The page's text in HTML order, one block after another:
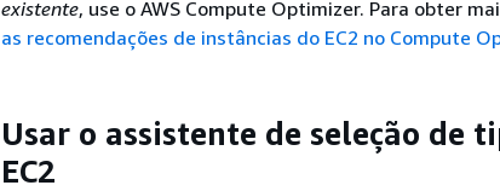
existente, use o AWS Compute Optimizer. Para obter
as recomendações de instâncias do EC2 no Compute
Usar o assistente de seleção de
EC2